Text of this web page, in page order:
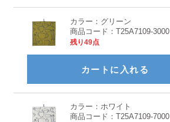
カラー： グリーン
商品コード：T25A7109-3000
残り49点
カートに入れる
カラー：ホワイト
商品コード：T25A7109-7000